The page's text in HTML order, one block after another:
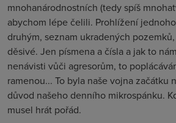
mnohanárodnostních (tedy spíš
abychom lépe čelili. Prohlížení
druhým, seznam ukradených
děsivé. Jen písmena a čísla a jak to
nenávisti vůči agresorům, to
ramenou... To byla naše vojna začátku
důvod našeho denního mikrospánku.
musel hrát pořád.